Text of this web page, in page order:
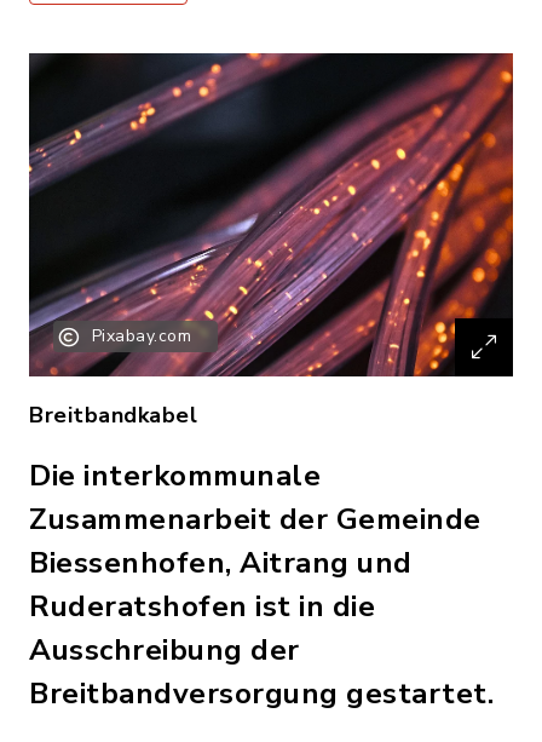
Pixabay.com
Breitbandkabel
Die interkommunale
Zusammenarbeit der Gemeinde
Biessenhofen, Aitrang und
Ruderatshofen ist in die
Ausschreibung der
Breitbandversorgung gestartet.